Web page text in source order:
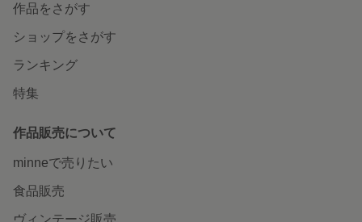
作品をさがす
ショップをさがす
ランキング
特集
作品販売について
minneで売りたい
食品販売
ヴィンテージ販売